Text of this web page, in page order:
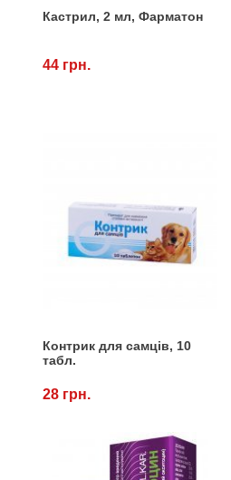
Кастрил, 2 мл, Фарматон
44 грн.
Контрик для самців, 10
табл.
28 грн.